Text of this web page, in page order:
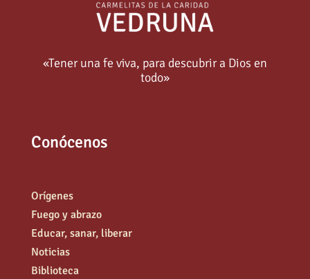
«Tener una fe viva, para descubrir a Dios en
todo»
Conócenos
Orígenes
Fuego y abrazo
Educar, sanar, liberar
Noticias
Biblioteca